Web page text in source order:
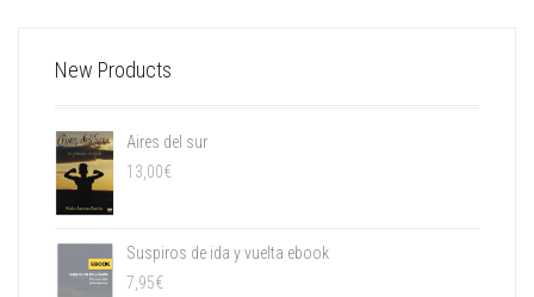
New Products
Aires del sur
13,00€
Suspiros de ida y vuelta ebook
7,95€